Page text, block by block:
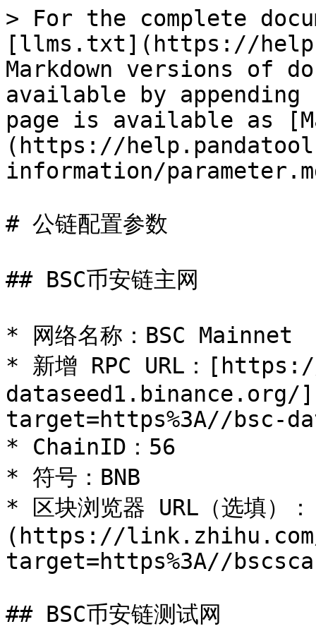
> For the complete
[llms.txt](https://
Markdown versions of
available by
page is available as
(https://
information/
# 公链配置参数
## BSC币安链主网
* 网络名称：BSC Mainnet
* 新增 RPC URL：
target=https%3A//bsc-
* ChainID：56
* 符号：BNB
* 区块浏览器 URL（选填
(https://
target=https%3A//
## BSC币安链测试网